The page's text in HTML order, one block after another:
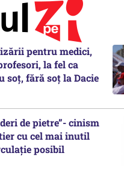
pentru medici,
la fel ca
soț, fără soț la Dacie
de pietre”- cinism
cu cel mai inutil
posibil